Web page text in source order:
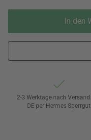
In den
2-3 Werktage nach
DE per Hermes Sperrgut